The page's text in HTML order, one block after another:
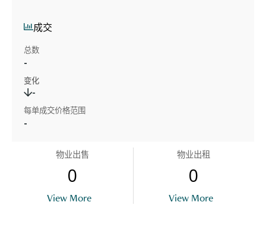
成交
总数
-
变化
-
每单成交价格范围
-
物业出售
0
View More
物业出租
0
View More